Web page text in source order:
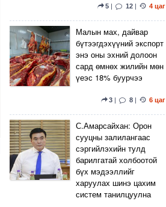
5 | 12 | 4 цаг
Малын мах, дайвар
бүтээгдэхүүний экспорт
энэ оны эхний долоон
сард өмнөх жилийн мөн
үеэс 18% буурчээ
3 | 8 | 6 цаг
С.Амарсайхан: Орон
сууцны залилангаас
сэргийлэхийн тулд
барилгатай холбоотой
бүх мэдээллийг
харуулах шинэ цахим
систем танилцуулна